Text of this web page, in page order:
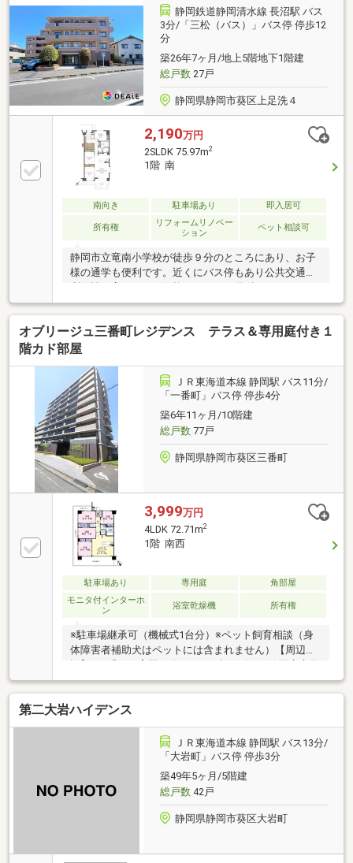
静岡鉄道静岡清水線 長沼駅 バス
3分/「三松（バス）」バス停 停歩12
分
築26年7ヶ月/地上5階地下1階建
総戸数27戸
静岡県静岡市葵区上足洗４
2,190万円
2SLDK 75.97m2
1階 南
南向き 駐車場あり 即入居可
所有権
リフォームリノベー
ション
ペット相談可
静岡市立竜南小学校が徒歩９分のところにあり、お子
様の通学も便利です。近くにバス停もあり公共交通の
利便性が高いです。価格2390万円の物件で、ゆとりの
ある豊かな生活を。ニーズのある南向きの物件で、快
適な生活をおくることができます。２SLDKの物件で
す。
オブリージュ三番町レジデンス テラス＆専用庭付き１
階カド部屋
ＪＲ東海道本線 静岡駅 バス11分/
「一番町」バス停 停歩4分
築6年11ヶ月/10階建
総戸数77戸
静岡県静岡市葵区三番町
3,999万円
4LDK 72.71m2
1階 南西
駐車場あり 専用庭
角部屋
モニタ付インターホ
ン
浴室乾燥機 所有権
※駐車場継承可（機械式1台分）※ペット飼育相談（身
体障害者補助犬はペットには含まれません）【周辺施
町こども園：約510ｍ（車約2分）●静岡市立番町小学
校：約190ｍ（歩約3分）●静岡市立末広中学校：約
1150ｍ（歩約15分）●しずてつストア末広店：約960ｍ
（車約3分）●セブンイレブン静岡二番町店：約80ｍ
（車約1分）●ウエルシア静岡新富町店：約450ｍ（車
約2分）●しずおか焼津信用金庫新富支店：約200ｍ
第二大岩ハイデンス
ＪＲ東海道本線 静岡駅 バス13分/
「大岩町」バス停 停歩3分
築49年5ヶ月/5階建
総戸数42戸
静岡県静岡市葵区大岩町